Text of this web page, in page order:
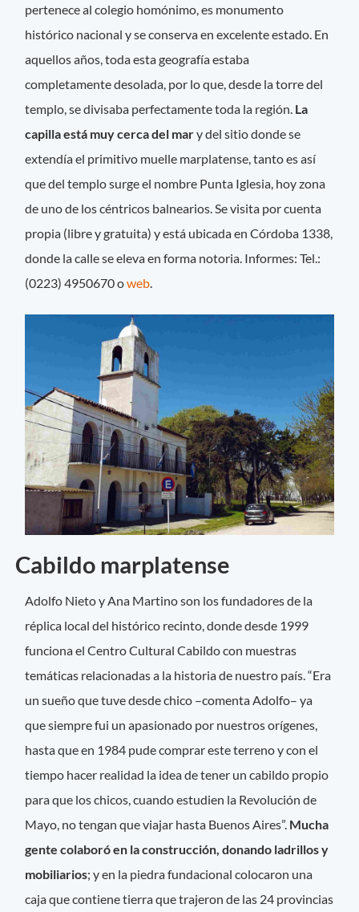
pertenece al colegio homónimo, es monumento
histórico nacional y se conserva en excelente estado. En
aquellos años, toda esta geografía estaba
completamente desolada, por lo que, desde la torre del
templo, se divisaba perfectamente toda la región. La
capilla está muy cerca del mary del sitio donde se
extendía el primitivo muelle marplatense, tanto es así
que del templo surge el nombre Punta Iglesia, hoy zona
de uno de los céntricos balnearios. Se visita por cuenta
propia (libre y gratuita) y está ubicada en Córdoba 1338,
donde la calle se eleva en forma notoria. Informes: Tel.:
(0223) 4950670 oweb
Cabildo marplatense
Adolfo Nieto y Ana Martino son los fundadores de la
réplica local del histórico recinto, donde desde 1999
funciona el Centro Cultural Cabildo con muestras
temáticas relacionadas a la historia de nuestro país. “Era
un sueño que tuve desde chico –comenta Adolfo– ya
que siempre fui un apasionado por nuestros orígenes,
hasta que en 1984 pude comprar este terreno y con el
tiempo hacer realidad la idea de tener un cabildo propio
para que los chicos, cuando estudien la Revolución de
Mayo, no tengan que viajar hasta Buenos Aires”. Mucha
gente colaboró en la construcción, donando ladrillos y
mobiliarios; y en la piedra fundacional colocaron una
caja que contiene tierra que trajeron de las 24 provincias